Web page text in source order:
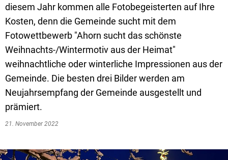
diesem Jahr kommen alle Fotobegeisterten auf Ihre
Kosten, denn die Gemeinde sucht mit dem
Fotowettbewerb "Ahorn sucht das schönste
Weihnachts-/Wintermotiv aus der Heimat"
weihnachtliche oder winterliche Impressionen aus der
Gemeinde. Die besten drei Bilder werden am
Neujahrsempfang der Gemeinde ausgestellt und
prämiert.
21. November 2022